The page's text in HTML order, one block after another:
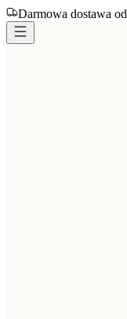
Darmowa dostawa od